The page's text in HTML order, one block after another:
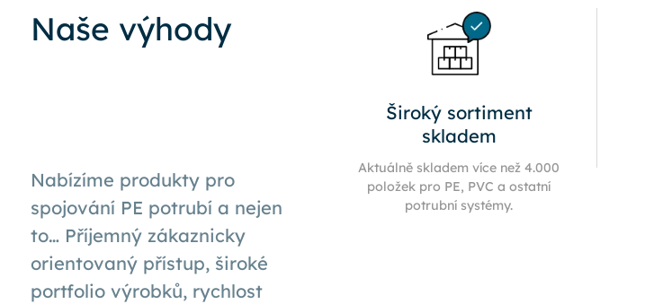
Naše výhody
Nabízíme produkty pro
spojování PE potrubí a nejen
to… Příjemný zákaznicky
orientovaný přístup, široké
portfolio výrobků, rychlost
Široký sortiment
skladem
Aktuálně skladem více než 4.000
položek pro PE, PVC a ostatní
potrubní systémy.